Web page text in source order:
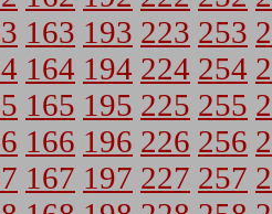
163 193 223 253
164 194 224 254
165 195 225 255
166 196 226 256
167 197 227 257